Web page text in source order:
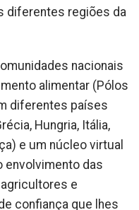
diferentes regiões da
nacionais
alimentar (Pólos
diferentes países
Hungria, Itália,
e um núcleo virtual
envolvimento das
e
confiança que lhes